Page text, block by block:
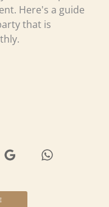
Here's a guide
that is